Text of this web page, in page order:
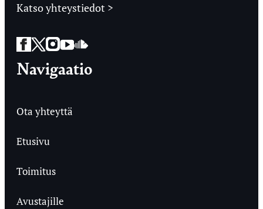
Katso yhteystiedot >
Facebook
Twitter
Instagram
YouTube
SoundCloud
Navigaatio
Ota yhteyttä
Etusivu
Toimitus
Avustajille